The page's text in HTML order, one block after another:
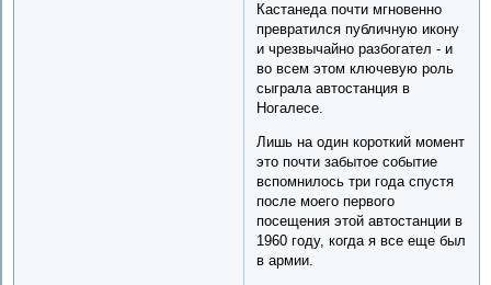
Кастанеда почти мгновенно
превратился публичную икону
и чрезвычайно разбогател - и
во всем этом ключевую роль
сыграла автостанция в
Ногалесе.
Лишь на один короткий момент
это почти забытое событие
вспомнилось три года спустя
после моего первого
посещения этой автостанции в
1960 году, когда я все еще был
в армии.